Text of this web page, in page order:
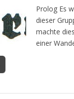
Prolog Es
dieser
machte
einer